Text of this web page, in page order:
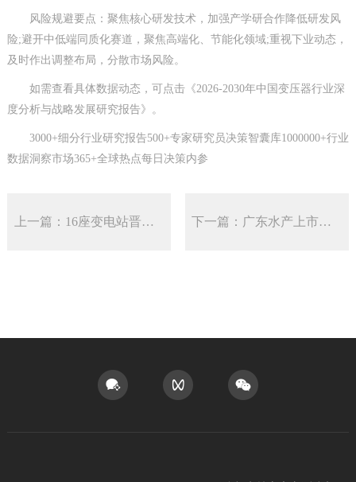
风险规避要点：聚焦核心研发技术，加强产学研合作降低研发风
险;避开中低端同质化赛道，聚焦高端化、节能化领域;重视下业动态，
及时作出调整布局，分散市场风险。
如需查看具体数据动态，可点击《2026-2030年中国变压器行业深
度分析与战略发展研究报告》。
3000+细分行业研究报告500+专家研究员决策智囊库1000000+行业
数据洞察市场365+全球热点每日决策内参
上一篇：16座变电站晋级落地越南输变电赛道商机全面迸发 下一篇：广东水产上市公司排名(广东水产上市公司有哪些)